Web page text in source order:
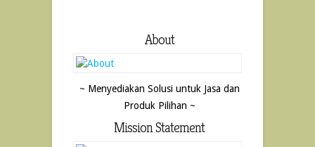
About
~ Menyediakan Solusi untuk Jasa dan
Produk Pilihan ~
Mission Statement